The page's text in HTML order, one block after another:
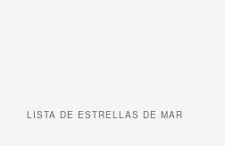
LISTA DE ESTRELLAS DE MAR